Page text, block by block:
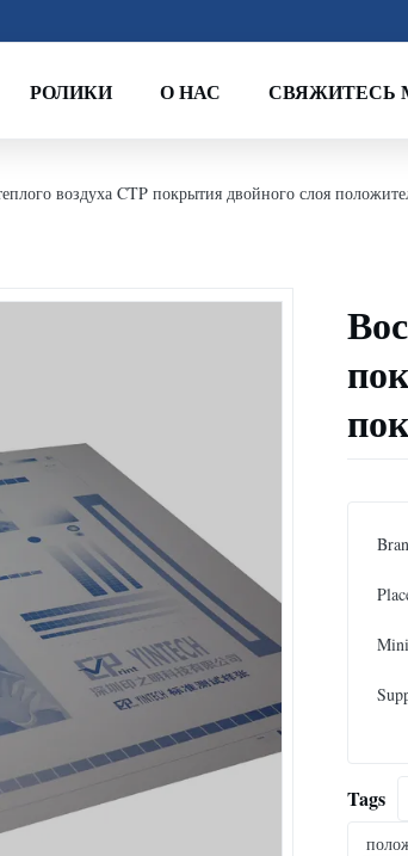
РОЛИКИ О НАС СВЯЖИТЕСЬ
воздуха CTP покрытия двойного слоя
Tags